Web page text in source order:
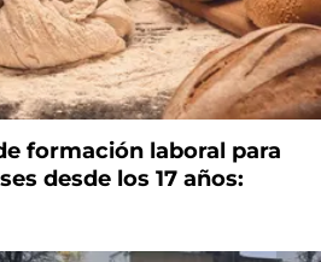
formación laboral para
desde los 17 años: